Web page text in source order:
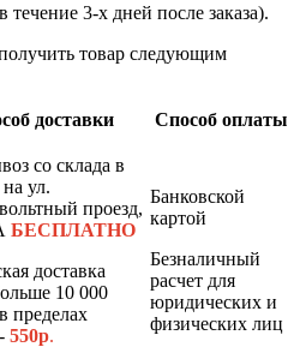
3-х дней после заказа).
товар следующим
доставки Способ оплаты
со склада в
ул.
проезд,
БЕСПЛАТНО
доставка
10 000
пределах
550р.
Банковской
картой
Безналичный
расчет для
юридических и
физических лиц